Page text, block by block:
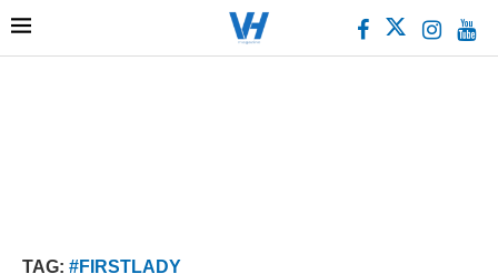
TAG: #FIRSTLADY